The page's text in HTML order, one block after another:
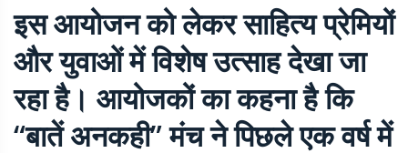
इस आयोजन को लेकर साहित्य प्रेमियों
और युवाओं में विशेष उत्साह देखा जा
रहा है। आयोजकों का कहना है कि
“बातें अनकही” मंच ने पिछले एक वर्ष में